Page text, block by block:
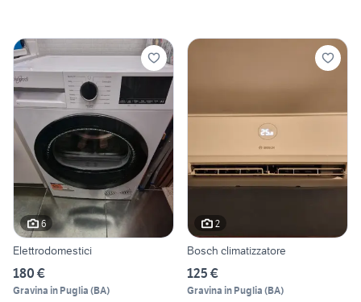
6
Elettrodomestici
180 €
Gravina in Puglia (BA)
2
Bosch climatizzatore
125 €
Gravina in Puglia (BA)